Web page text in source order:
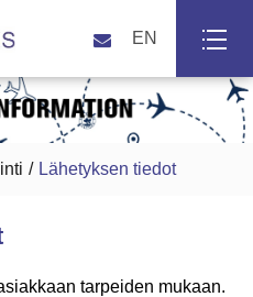
EN
Lähetyksen tiedot
tarpeiden mukaan.